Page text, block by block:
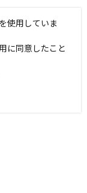
使用していま
に同意したこと